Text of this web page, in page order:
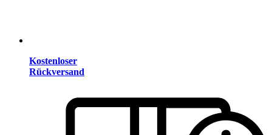
Kostenloser
Rückversand